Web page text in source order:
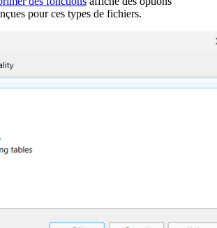
pour ces types de fichiers.